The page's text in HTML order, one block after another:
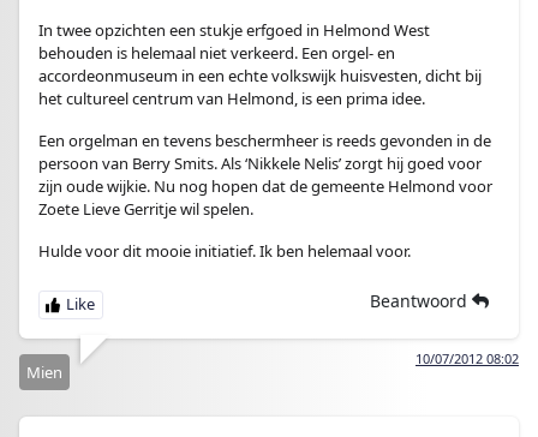
In twee opzichten een stukje erfgoed in Helmond West
behouden is helemaal niet verkeerd. Een orgel- en
accordeonmuseum in een echte volkswijk huisvesten, dicht bij
het cultureel centrum van Helmond, is een prima idee.
Een orgelman en tevens beschermheer is reeds gevonden in de
persoon van Berry Smits. Als ‘Nikkele Nelis’ zorgt hij goed voor
zijn oude wijkie. Nu nog hopen dat de gemeente Helmond voor
Zoete Lieve Gerritje wil spelen.
Hulde voor dit mooie initiatief. Ik ben helemaal voor.
Beantwoord
10/07/2012 08:02
Mien